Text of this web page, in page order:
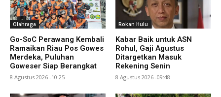
Olahraga
Go-SoC Perawang Kembali
Ramaikan Riau Pos Gowes
Merdeka, Puluhan
Goweser Siap Berangkat
8 Agustus 2026 -10:25
Rokan Hulu
Kabar Baik untuk ASN
Rohul, Gaji Agustus
Ditargetkan Masuk
Rekening Senin
8 Agustus 2026 -09:48